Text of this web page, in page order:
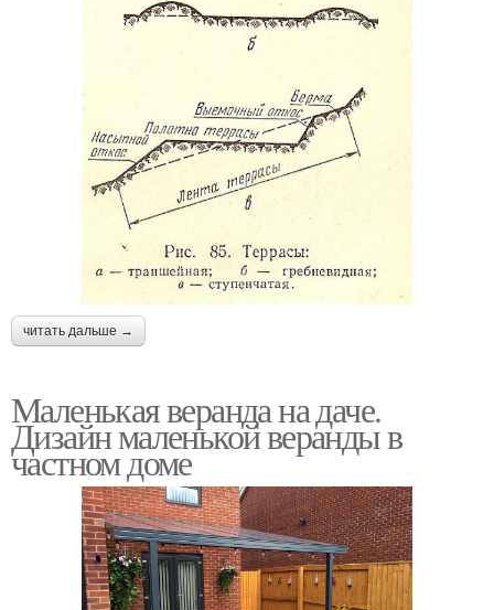
читать дальше →
Маленькая веранда на даче.
Дизайн маленькой веранды в
частном доме